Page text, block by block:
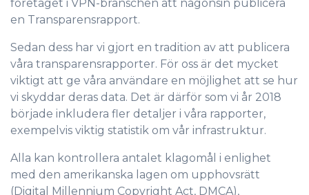
företaget i VPN-branschen att någonsin publicera
en Transparensrapport.
Sedan dess har vi gjort en tradition av att publicera
våra transparensrapporter. För oss är det mycket
viktigt att ge våra användare en möjlighet att se hur
vi skyddar deras data. Det är därför som vi år 2018
började inkludera fler detaljer i våra rapporter,
exempelvis viktig statistik om vår infrastruktur.
Alla kan kontrollera antalet klagomål i enlighet
med den amerikanska lagen om upphovsrätt
(Digital Millennium Copyright Act, DMCA),